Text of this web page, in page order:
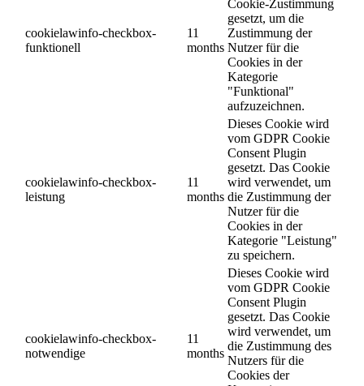
cookielawinfo-checkbox-
funktionell
11
months
Cookie-Zustimmung
gesetzt, um die
Zustimmung der
Nutzer für die
Cookies in der
Kategorie
"Funktional"
aufzuzeichnen.
cookielawinfo-checkbox-
leistung
11
months
Dieses Cookie wird
vom GDPR Cookie
Consent Plugin
gesetzt. Das Cookie
wird verwendet, um
die Zustimmung der
Nutzer für die
Cookies in der
Kategorie "Leistung"
zu speichern.
cookielawinfo-checkbox-
notwendige
11
months
Dieses Cookie wird
vom GDPR Cookie
Consent Plugin
gesetzt. Das Cookie
wird verwendet, um
die Zustimmung des
Nutzers für die
Cookies der